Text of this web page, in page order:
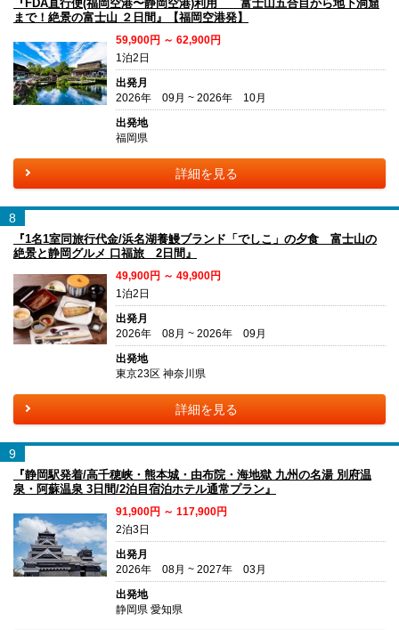
『FDA直行便(福岡空港〜静岡空港)利用 富士山五合目から地下洞窟
まで！絶景の富士山 ２日間』【福岡空港発】
59,900円 ～ 62,900円
1泊2日
出発月
2026年 09月 ~ 2026年 10月
出発地
福岡県
詳細を見る
8
『1名1室同旅行代金/浜名湖養鰻ブランド「でしこ」の夕食 富士山の
絶景と静岡グルメ 口福旅 2日間』
49,900円 ～ 49,900円
1泊2日
出発月
2026年 08月 ~ 2026年 09月
出発地
東京23区 神奈川県
詳細を見る
9
『静岡駅発着/高千穂峡・熊本城・由布院・海地獄 九州の名湯 別府温
泉・阿蘇温泉 3日間/2泊目宿泊ホテル通常プラン』
91,900円 ～ 117,900円
2泊3日
出発月
2026年 08月 ~ 2027年 03月
出発地
静岡県 愛知県